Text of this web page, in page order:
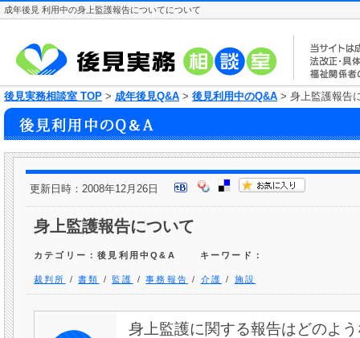
成年後見 利用中の身上監護報告についてについて
後見実務相談室 TOP > 成年後見Q&A > 後見利用中のQ&A > 身上監護報告
更新日時：2008年12月26日
身上監護報告について
カテゴリー：後見利用中Q&A キーワード：
裁判所 /書類 /監護 /事務報告 / 介護 / 施設
身上監護に関する報告はどのよ